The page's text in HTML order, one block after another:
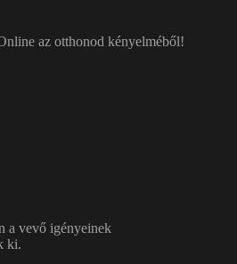
az otthonod kényelméből!
a vevő igényeinek
ki.